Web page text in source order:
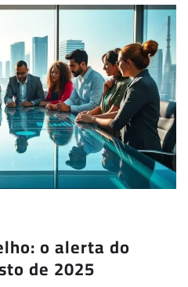
o alerta do
de 2025